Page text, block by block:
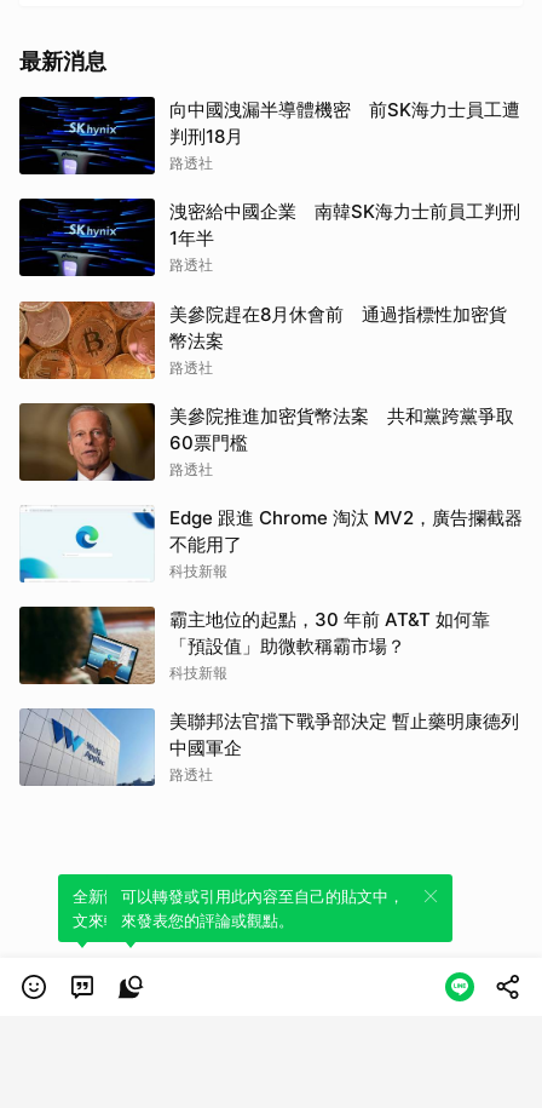
最新消息
向中國洩漏半導體機密 前SK海力士員工遭
判刑18月
路透社
洩密給中國企業 南韓SK海力士前員工判刑
1年半
路透社
美參院趕在8月休會前 通過指標性加密貨
幣法案
路透社
美參院推進加密貨幣法案 共和黨跨黨爭取
60票門檻
路透社
Edge 跟進 Chrome 淘汰 MV2，廣告攔截器
不能用了
科技新報
霸主地位的起點，30 年前 AT&T 如何靠
「預設值」助微軟稱霸市場？
科技新報
美聯邦法官擋下戰爭部決定 暫止藥明康德列
中國軍企
路透社
全新體驗！一鍵引用此內容，透過發布貼
文來輕鬆表達個人立場。
可以轉發或引用此內容至自己的貼文中，
來發表您的評論或觀點。